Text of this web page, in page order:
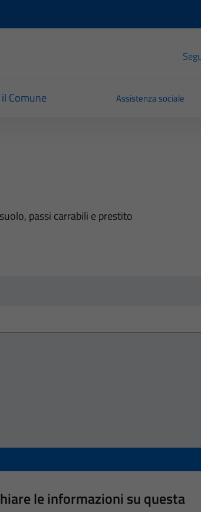
Comune Assistenza sociale
passi carrabili e prestito
le informazioni su questa